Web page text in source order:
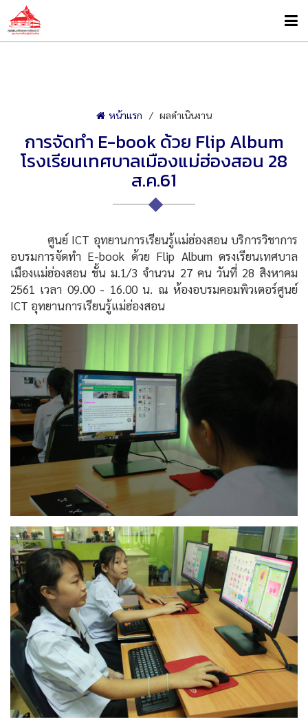
หน้าแรก ผลดำเนินงาน
การจัดทำ E-book ด้วย Flip Album
โรงเรียนเทศบาลเมืองแม่ฮ่องสอน 28
ส.ค.61
ศูนย์ ICT อุทยานการเรียนรู้แม่ฮ่องสอน บริการวิชาการ
อบรมการจัดทำ E-book ด้วย Flip Album ดรงเรียนเทศบาล
เมืองแม่ฮ่องสอน ชั้น ม.1/3 จำนวน 27 คน วันที่ 28 สิงหาคม
2561 เวลา 09.00 - 16.00 น. ณ ห้องอบรมคอมพิวเตอร์ศูนย์
ICT อุทยานการเรียนรู้แม่ฮ่องสอน